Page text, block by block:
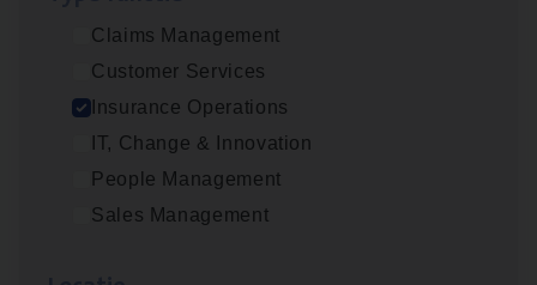
Claims Management
Customer Services
Insurance Operations
IT, Change & Innovation
People Management
Sales Management
Dos­sier­be­heer­der Gewaar­borgd Inkomen
Insurance Operations
Antwerpen
Dos­sier­be­heer­der Onder­ne­min­gen Van­b­